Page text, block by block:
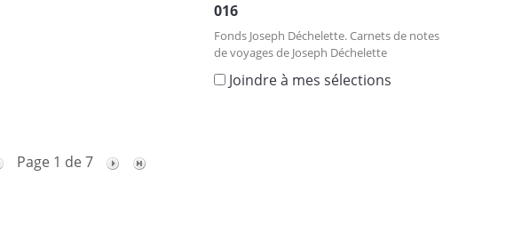
016
Fonds Joseph Déchelette. Carnets de notes
de voyages de Joseph Déchelette
Joindre à mes sélections
Page 1 de 7